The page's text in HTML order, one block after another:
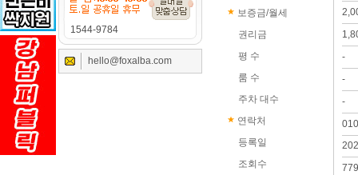
1544-9784
hello@foxalba.com
보증금/월세
권리금
평 수
룸 수
주차 대수
연락처
등록일
조회수
-
-
-
779